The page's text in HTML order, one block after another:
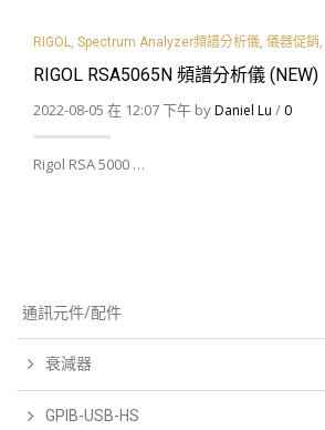
RIGOL, Spectrum Analyzer頻譜分析儀, 儀器促銷,
RIGOL RSA5065N 頻譜分析儀 (NEW)
2022-08-05 在 12:07 下午 byDaniel Lu / 0
Rigol RSA 5000 …
通訊元件/配件
衰減器
GPIB-USB-HS